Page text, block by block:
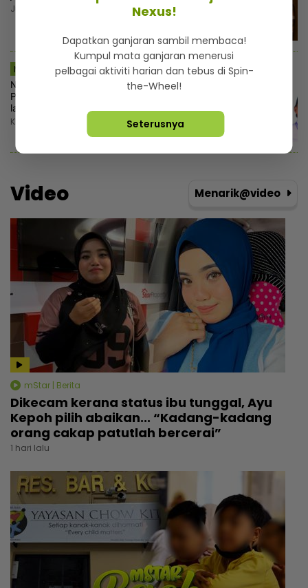
Jumaat, 7 Ogos 2026 6:00 AM
MSTAR | SEMASA
Nurul Izzah lepas jawatan Timbalan
Presiden PKR, mahu fokus pengajian
lanjutan
Khamis, 6 Ogos 2026 10:55 PM
Video Menarik@video
mStar | Berita
Dikecam kerana status ibu tunggal, Ayu
Kepoh pilih abaikan... “Kadang-kadang
orang cakap patutlah bercerai”
1 hari lalu
Nexus!
Dapatkan ganjaran sambil membaca!
Kumpul mata ganjaran menerusi
pelbagai aktiviti harian dan tebus di Spin-
the-Wheel!
Seterusnya